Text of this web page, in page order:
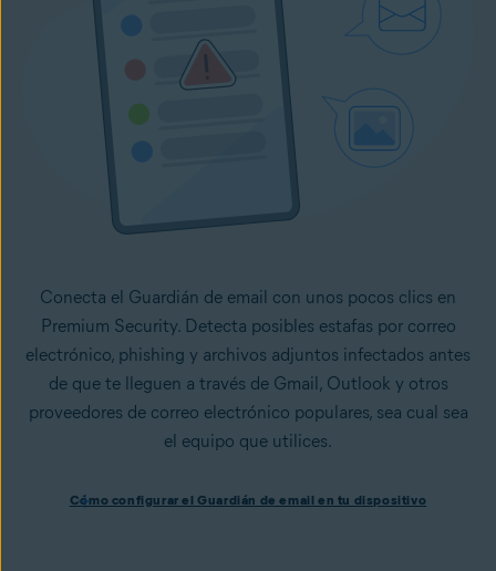
Conecta el Guardián de email con unos pocos clics en
Premium Security. Detecta posibles estafas por correo
electrónico, phishing y archivos adjuntos infectados antes
de que te lleguen a través de Gmail, Outlook y otros
proveedores de correo electrónico populares, sea cual sea
el equipo que utilices.
Instala Avast One con Premium Securityy sigue las
Cómo configurar el Guardián de email en tu dispositivo